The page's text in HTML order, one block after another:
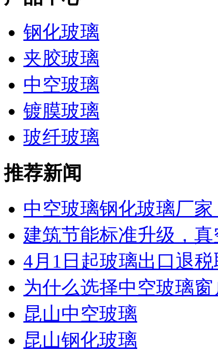
钢化玻璃
夹胶玻璃
中空玻璃
镀膜玻璃
玻纤玻璃
推荐新闻
中空玻璃钢化玻璃厂家
建筑节能标准升级，真
4月1日起玻璃出口退
为什么选择中空玻璃
昆山中空玻璃
昆山钢化玻璃